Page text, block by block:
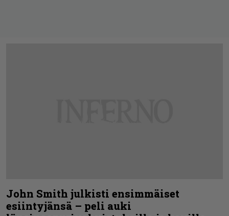
John Smith julkisti ensimmäiset
esiintyjänsä – peli auki